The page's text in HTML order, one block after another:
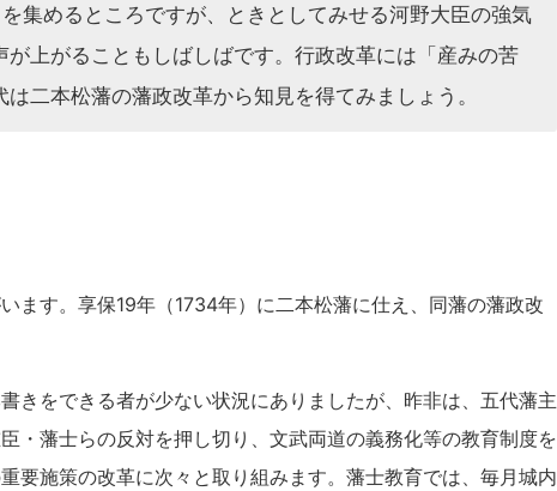
集めるところですが、ときとしてみせる河野大臣の強気
上がることもしばしばです。行政改革には「産みの苦
二本松藩の藩政改革から知見を得てみましょう。
ます。享保19年（1734年）に二本松藩に仕え、同藩の藩政改
きをできる者が少ない状況にありましたが、昨非は、五代藩主
・藩士らの反対を押し切り、文武両道の義務化等の教育制度を
要施策の改革に次々と取り組みます。藩士教育では、毎月城内